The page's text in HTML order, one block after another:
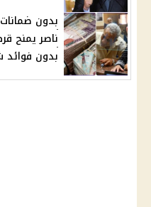
بدون
ناصر يمنح
بدون